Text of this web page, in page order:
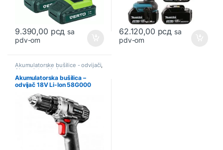
9.390,00 рсд sa
pdv-om
62.120,00 рсд sa
pdv-om
Akumulatorske bušilice - odvijači,
Akumulatorski alat
Akumulatorska bušilica –
odvijač 18V Li-Ion 58G000